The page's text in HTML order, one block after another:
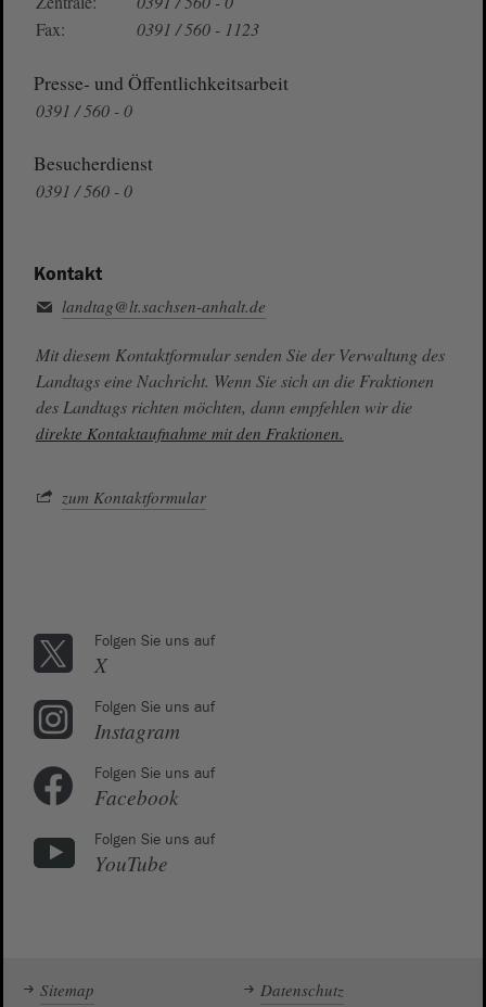
Fax:
0391 / 560 - 1123
Presse- und Öffentlichkeitsarbeit
0391 / 560 - 0
Besucherdienst
0391 / 560 - 0
Kontakt
landtag@lt.sachsen-anhalt.de
Mit diesem Kontaktformular senden Sie der Verwaltung des
Landtags eine Nachricht. Wenn Sie sich an die Fraktionen
des Landtags richten möchten, dann empfehlen wir die
direkte Kontaktaufnahme mit den Fraktionen.
zum Kontaktformular
Folgen Sie uns auf
X
Folgen Sie uns auf
Instagram
Folgen Sie uns auf
Facebook
Folgen Sie uns auf
YouTube
Sitemap Datenschutz